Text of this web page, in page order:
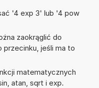
'4 exp 3' lub '4 pow
zaokrąglić do
przecinku, jeśli ma to
matematycznych
atan, sqrt i exp.